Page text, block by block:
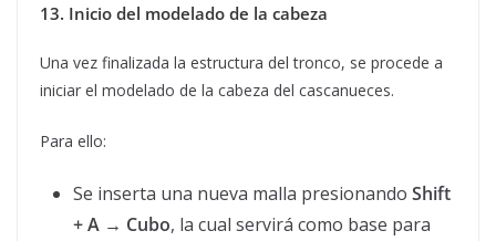
13. Inicio del modelado de la cabeza
Una vez finalizada la estructura del tronco, se procede a
iniciar el modelado de la cabeza del cascanueces.
Para ello:
Se inserta una nueva malla presionando Shift
+ A → Cubo, la cual servirá como base para